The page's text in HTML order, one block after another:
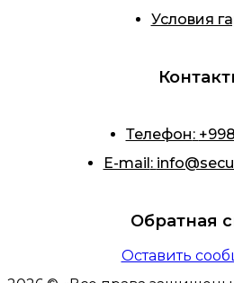
Условия
Телефон: +998
E-mail:
Обратная
Оставить